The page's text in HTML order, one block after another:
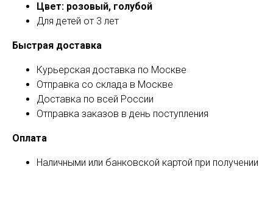
Цвет: розовый, голубой
Для детей от 3 лет
Быстрая доставка
Курьерская доставка по Москве
Отправка со склада в Москве
Доставка по всей России
Отправка заказов в день поступления
Оплата
Наличными или банковской картой при получении